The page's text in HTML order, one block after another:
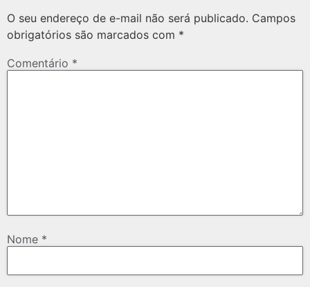
O seu endereço de e-mail não será publicado. Campos
obrigatórios são marcados com *
Comentário *
Nome *